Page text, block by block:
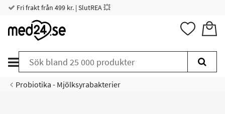
Fri frakt från 499 kr. | SlutREA 💥
Probiotika - Mjölksyrabakterier